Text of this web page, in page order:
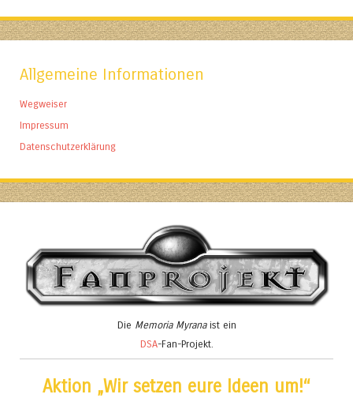
Allgemeine Informationen
Wegweiser
Impressum
Datenschutzerklärung
Die Memoria Myranaist ein
DSA-Fan-Projekt.
Aktion „Wir setzen eure Ideen um!“